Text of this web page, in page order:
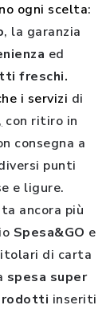
ogni scelta:
, la garanzia
ed
freschi.
i servizi di
, con ritiro in
consegna a
punti
e ligure.
ancora più
Spesa&GO e
di carta
spesa super
inseriti